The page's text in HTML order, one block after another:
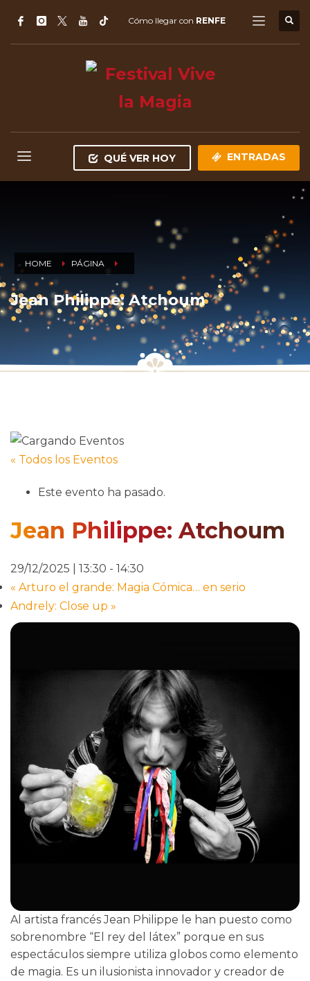
Cómo llegar con RENFE
QUÉ VER HOY ENTRADAS
HOME PÁGINA
Jean Philippe: Atchoum
« Todos los Eventos
Este evento ha pasado.
Jean Philippe: Atchoum
29/12/2025 | 13:30 - 14:30
« Arturo el grande: Magia Cómica… en serio
Andrely: Close up »
Al artista francés Jean Philippe le han puesto como
sobrenombre “El rey del látex” porque en sus
espectáculos siempre utiliza globos como elemento
de magia. Es un ilusionista innovador y creador de